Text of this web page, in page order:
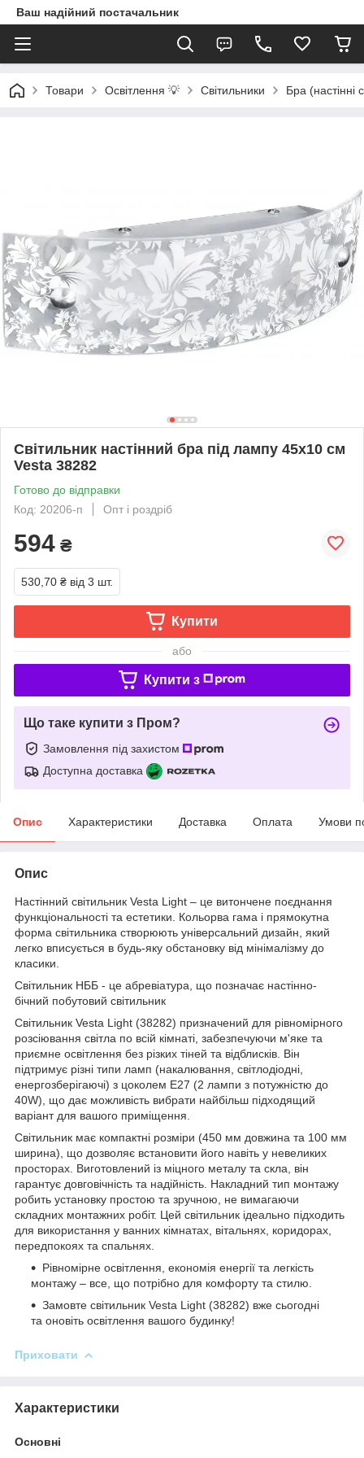
Ваш надійний постачальник
Товари Освітлення 💡 Світильники Бра (настінні
Світильник настінний бра під лампу 45х10 см
Vesta 38282
Готово до відправки
Код: 20206-п
Опт і роздріб
594 ₴
530,70 ₴ від 3 шт.
Купити
або
Купити з
Що таке купити з Пром?
Замовлення під захистом
Доступна доставка
Опис Характеристики Доставка Оплата Умови
Опис
Настінний світильник Vesta Light – це витончене поєднання
функціональності та естетики. Кольорва гама і прямокутна
форма світильника створюють універсальний дизайн, який
легко вписується в будь-яку обстановку від мінімалізму до
класики.
Світильник НББ - це абревіатура, що позначає настінно-
бічний побутовий світильник
Світильник Vesta Light (38282) призначений для рівномірного
розсіювання світла по всій кімнаті, забезпечуючи м'яке та
приємне освітлення без різких тіней та відблисків. Він
підтримує різні типи ламп (накалювання, світлодіодні,
енергозберігаючі) з цоколем E27 (2 лампи з потужністю до
40W), що дає можливість вибрати найбільш підходящий
варіант для вашого приміщення.
Світильник має компактні розміри (450 мм довжина та 100 мм
ширина), що дозволяє встановити його навіть у невеликих
просторах. Виготовлений із міцного металу та скла, він
гарантує довговічність та надійність. Накладний тип монтажу
робить установку простою та зручною, не вимагаючи
складних монтажних робіт. Цей світильник ідеально підходить
для використання у ванних кімнатах, вітальнях, коридорах,
передпокоях та спальнях.
Рівномірне освітлення, економія енергії та легкість
монтажу – все, що потрібно для комфорту та стилю.
Замовте світильник Vesta Light (38282) вже сьогодні
та оновіть освітлення вашого будинку!
Приховати
Характеристики
Основні